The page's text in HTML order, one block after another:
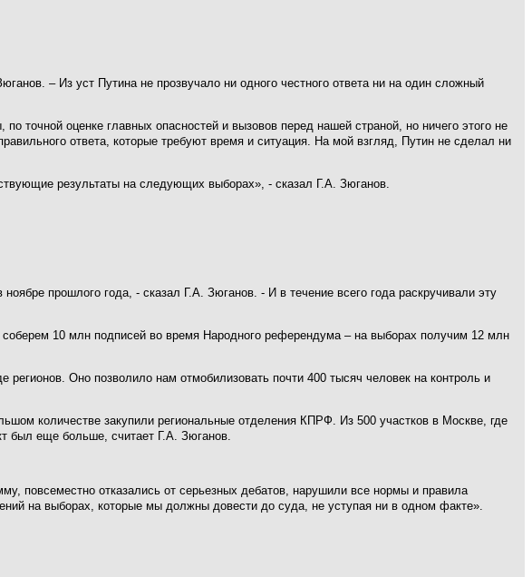
– Из уст Путина не прозвучало ни одного честного ответа ни на один сложный
точной оценке главных опасностей и вызовов перед нашей страной, но ничего этого не
ответа, которые требуют время и ситуация. На мой взгляд, Путин не сделал ни
результаты на следующих выборах», - сказал Г.А. Зюганов.
прошлого года, - сказал Г.А. Зюганов. - И в течение всего года раскручивали эту
10 млн подписей во время Народного референдума – на выборах получим 12 млн
Оно позволило нам отмобилизовать почти 400 тысяч человек на контроль и
количестве закупили региональные отделения КПРФ. Из 500 участков в Москве, где
был еще больше, считает Г.А. Зюганов.
повсеместно отказались от серьезных дебатов, нарушили все нормы и правила
на выборах, которые мы должны довести до суда, не уступая ни в одном факте».